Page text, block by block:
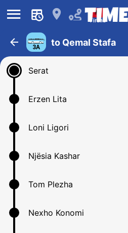
󰍜 󰍎 Tirana
󰁍 3A to Qemal Stafa
Serat
Erzen Lita
Loni Ligori
Njësia Kashar
Tom Plezha
Nexho Konomi